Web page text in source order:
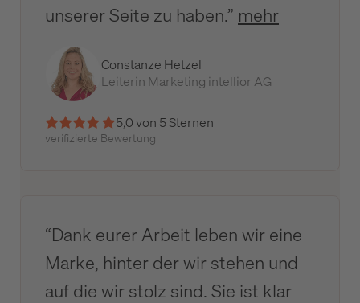
unserer Seite zu haben.” mehr
Constanze Hetzel
Leiterin Marketing intellior AG
5,0 von 5 Sternen
verifizierte Bewertung
“Dank eurer Arbeit leben wir eine
Marke, hinter der wir stehen und
auf die wir stolz sind. Sie ist klar